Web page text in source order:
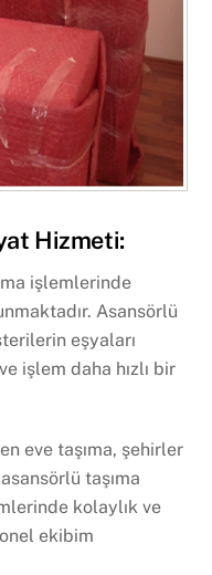
Hizmeti:
işlemlerinde
Asansörlü
eşyaları
işlem daha hızlı bir
eve taşıma, şehirler
taşıma
kolaylık ve
ekibim